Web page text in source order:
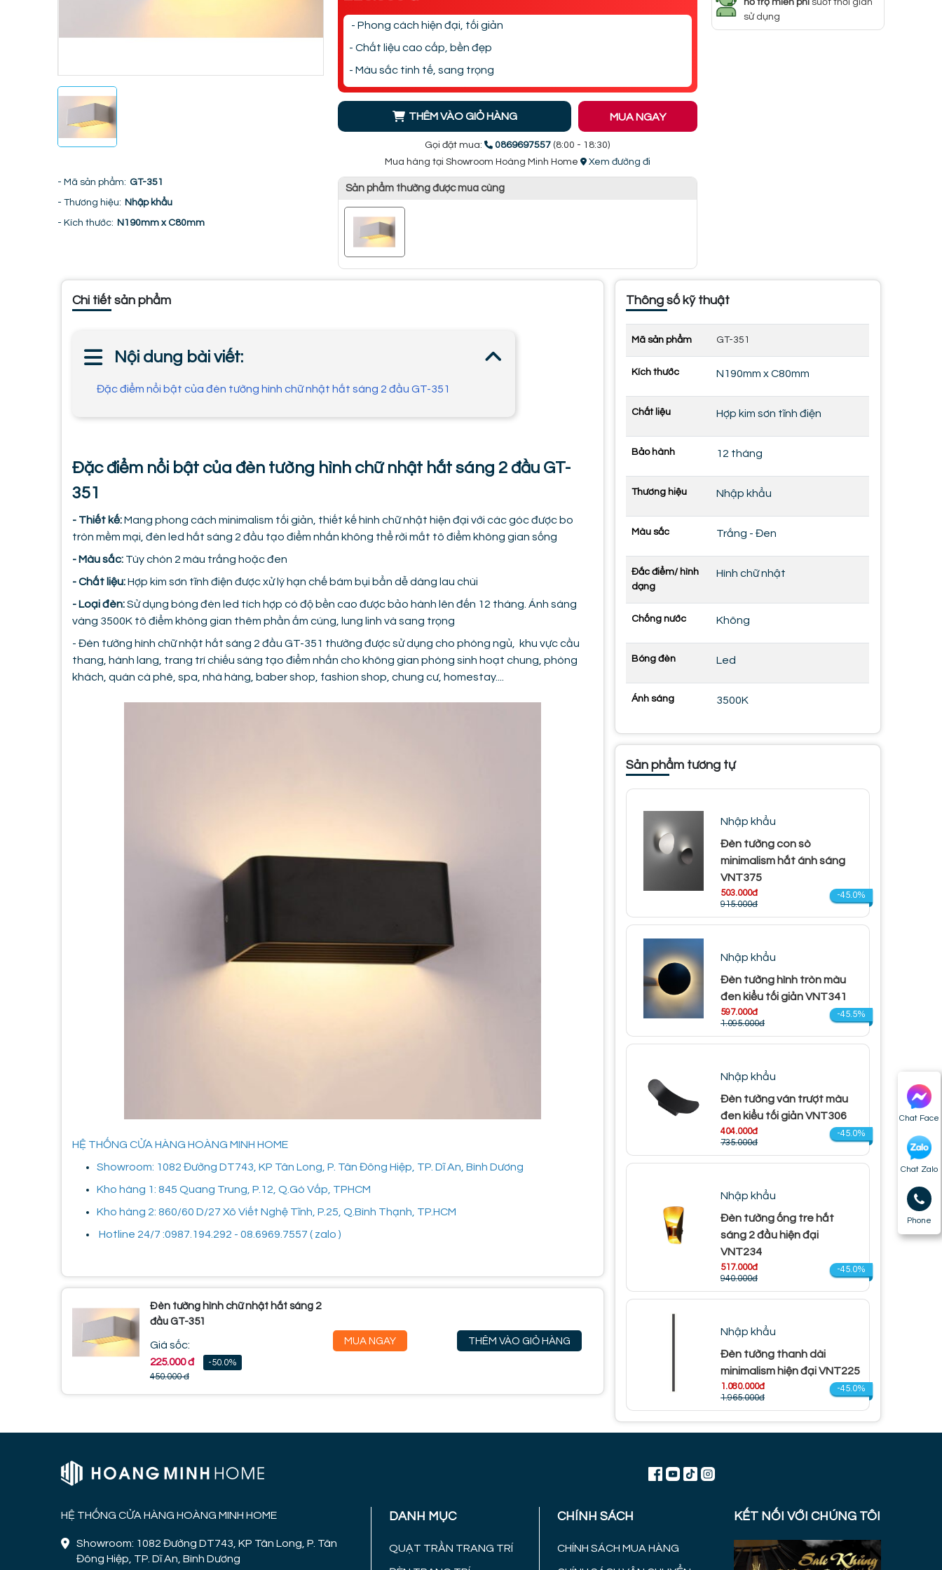
Chat Face
Chat Zalo
Phone
- Mã sản phẩm: GT-351
- Thương hiệu: Nhập khẩu
- Kích thước: N190mm x C80mm
- Phong cách hiện đại, tối giản
- Chất liệu cao cấp, bền đẹp
- Màu sắc tinh tế, sang trọng
THÊM VÀO GIỎ HÀNG MUA NGAY
Gọi đặt mua: 0869697557 (8:00 - 18:30)
Mua hàng tại Showroom Hoàng Minh Home
Xem đường đi
Sản phẩm thường được mua cùng
hỗ trợ miễn phísuốt thời gian
sử dụng
Chi tiết sản phẩm
Nội dung bài viết:
Đặc điểm nổi bật của đèn tường hình chữ nhật hắt sáng 2 đầu GT-351
Đặc điểm nổi bật của đèn tường hình chữ nhật hắt sáng 2 đầu GT-
351
- Thiết kế:Mang phong cách minimalism tối giản, thiết kế hình chữ nhật hiện đại với các góc được bo
tròn mềm mại, đèn led hắt sáng 2 đầu tạo điểm nhấn không thể rời mắt tô điểm không gian sống
- Màu sắc: Tùy chòn 2 màu trắng hoặc đen
- Chất liệu:Hợp kim sơn tĩnh điện được xử lý hạn chế bám bụi bẩn dễ dàng lau chùi
- Loại đèn:Sử dụng bóng đèn led tích hợp có độ bền cao được bảo hành lên đến 12 tháng. Ánh sáng
vàng 3500K tô điểm không gian thêm phần ấm cúng, lung linh và sang trọng
- Đèn tường hình chữ nhật hắt sáng 2 đầu GT-351 thường được sử dụng cho phòng ngủ, khu vực cầu
thang, hành lang, trang trí chiếu sáng tạo điểm nhấn cho không gian phòng sinh hoạt chung, phòng
khách, quán cà phê, spa, nhà hàng, baber shop, fashion shop, chung cư, homestay....
HỆ THỐNG CỬA HÀNG HOÀNG MINH HOME
Showroom: 1082 Đường DT743, KP Tân Long, P. Tân Đông Hiệp, TP. Dĩ An, Bình Dương
Kho hàng 1: 845 Quang Trung, P.12, Q.Gò Vấp, TPHCM
Kho hàng 2: 860/60 D/27 Xô Viết Nghệ Tĩnh, P.25, Q.Bình Thạnh, TP.HCM
Hotline 24/7 :0987.194.292 - 08.6969.7557 ( zalo )
Đèn tường hình chữ nhật hắt sáng 2
đầu GT-351
Giá sốc:
225.000 đ
-50.0%
450.000 đ
MUA NGAY THÊM VÀO GIỎ HÀNG
Thông số kỹ thuật
Mã sản phẩm GT-351
Kích thước N190mm x C80mm
Chất liệu Hợp kim sơn tĩnh điện
Bảo hành 12 tháng
Thương hiệu Nhập khẩu
Màu sắc Trắng - Đen
Đắc điểm/ hình
dạng
Hình chữ nhật
Chống nước Không
Bóng đèn Led
Ánh sáng 3500K
Sản phẩm tương tự
Nhập khẩu
Đèn tường con sò
minimalism hắt ánh sáng
VNT375
503.000đ
915.000đ
-45.0%
Nhập khẩu
Đèn tường hình tròn màu
đen kiểu tối giản VNT341
597.000đ
1.095.000đ
-45.5%
Nhập khẩu
Đèn tường ván trượt màu
đen kiểu tối giản VNT306
404.000đ
735.000đ
-45.0%
Nhập khẩu
Đèn tường ống tre hắt
sáng 2 đầu hiện đại
VNT234
517.000đ
940.000đ
-45.0%
Nhập khẩu
Đèn tường thanh dài
minimalism hiện đại VNT225
1.080.000đ
1.965.000đ
-45.0%
HỆ THỐNG CỬA HÀNG HOÀNG MINH HOME
Showroom: 1082 Đường DT743, KP Tân Long, P. Tân
Đông Hiệp, TP. Dĩ An, Bình Dương
DANH MỤC
QUẠT TRẦN TRANG TRÍ
CHÍNH SÁCH
CHÍNH SÁCH MUA HÀNG
KẾT NỐI VỚI CHÚNG TÔI